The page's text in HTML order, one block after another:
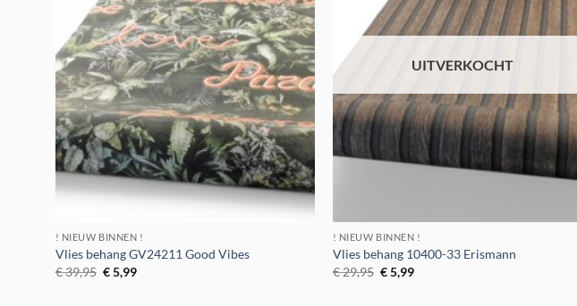
! NIEUW BINNEN !
Vlies behang GV24211 Good Vibes
€39,95 Oorspronkelijke
prijs
€5,99Huidige
UITVERKOCHT
! NIEUW BINNEN !
Vlies behang 10400-33 Erismann
€29,95 Oorspronkelijke
prijs
€5,99Huidige